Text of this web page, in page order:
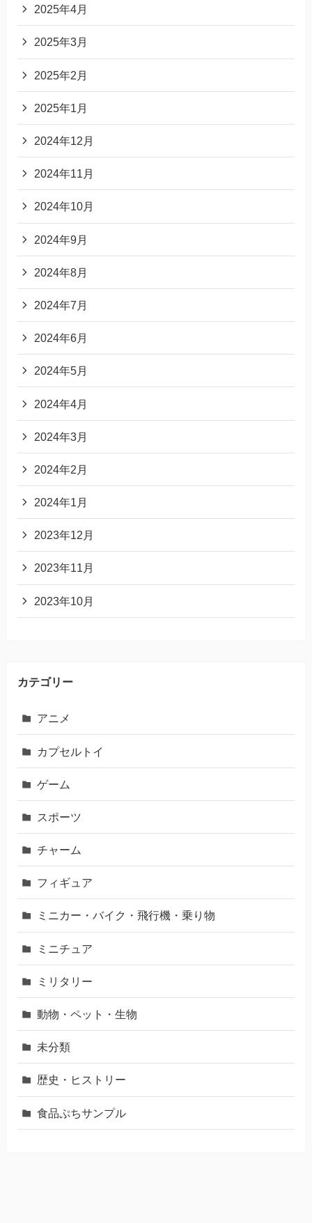
2025年4月
2025年3月
2025年2月
2025年1月
2024年12月
2024年11月
2024年10月
2024年9月
2024年8月
2024年7月
2024年6月
2024年5月
2024年4月
2024年3月
2024年2月
2024年1月
2023年12月
2023年11月
2023年10月
カテゴリー
アニメ
カプセルトイ
ゲーム
スポーツ
チャーム
フィギュア
ミニカー・バイク・飛行機・乗り物
ミニチュア
ミリタリー
動物・ペット・生物
未分類
歴史・ヒストリー
食品ぷちサンプル